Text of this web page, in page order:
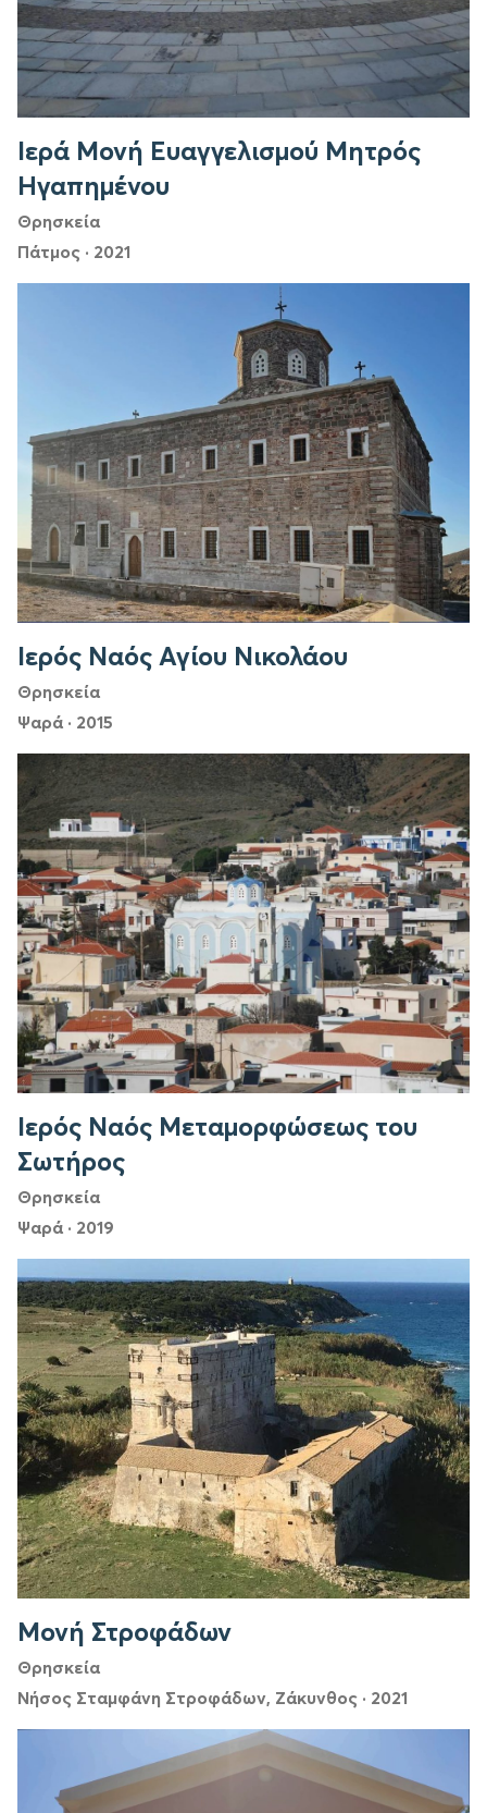
Ιερά Μονή Ευαγγελισμού Μητρός
Ηγαπημένου
Θρησκεία
Πάτμος · 2021
Ιερός Ναός Αγίου Νικολάου
Θρησκεία
Ψαρά · 2015
Ιερός Ναός Μεταμορφώσεως του
Σωτήρος
Θρησκεία
Ψαρά · 2019
Μονή Στροφάδων
Θρησκεία
Νήσος Σταμφάνη Στροφάδων, Ζάκυνθος · 2021